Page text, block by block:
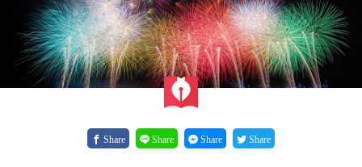
Share Share Share Share